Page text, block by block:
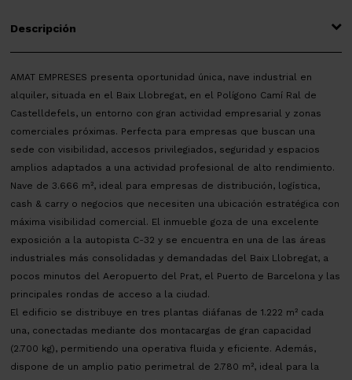
Descripción
AMAT EMPRESES presenta oportunidad única, nave industrial en
alquiler, situada en el Baix Llobregat, en el Polígono Camí Ral de
Castelldefels, un entorno con gran actividad empresarial y zonas
comerciales próximas. Perfecta para empresas que buscan una
sede con visibilidad, accesos privilegiados, seguridad y espacios
amplios adaptados a una actividad profesional de alto rendimiento.
Nave de 3.666 m², ideal para empresas de distribución, logística,
cash & carry o negocios que necesiten una ubicación estratégica con
máxima visibilidad comercial. El inmueble goza de una excelente
exposición a la autopista C-32 y se encuentra en una de las áreas
industriales más consolidadas y demandadas del Baix Llobregat, a
pocos minutos del Aeropuerto del Prat, el Puerto de Barcelona y las
principales rondas de acceso a la ciudad.
El edificio se distribuye en tres plantas diáfanas de 1.222 m² cada
una, conectadas mediante dos montacargas de gran capacidad
(2.700 kg), permitiendo una operativa fluida y eficiente. Además,
dispone de un amplio patio perimetral de 2.780 m², ideal para la